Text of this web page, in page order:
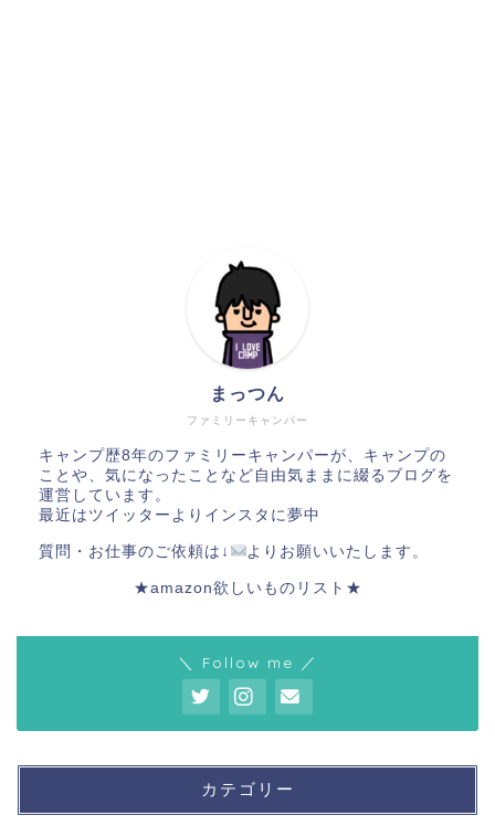
ファミリーキャンパー
まっつん
キャンプ歴8年のファミリーキャンパーが、キャンプの
ことや、気になったことなど自由気ままに綴るブログを
運営しています。
最近はツイッターよりインスタに夢中
質問・お仕事のご依頼は↓ よりお願いいたします。
★amazon欲しいものリスト★
＼ Follow me ／
カテゴリー